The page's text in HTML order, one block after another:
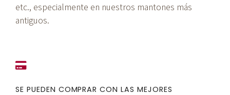
etc., especialmente en nuestros mantones más
antiguos.
SE PUEDEN COMPRAR CON LAS MEJORES